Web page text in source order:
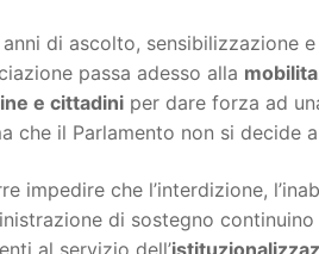
di ascolto, sensibilizzazione e
passa adesso alla
e cittadiniper dare forza ad
che il Parlamento non si decide
impedire che l’interdizione,
di sostegno